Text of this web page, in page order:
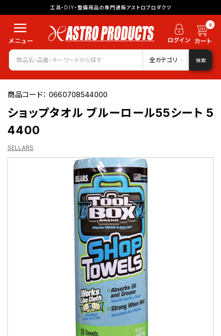
工具・DIY・整備用品の専門通販アストロプロダクツ
0
全カテゴリ 検索
商品コード：0660708544000
ショップタオル ブルーロール55シート 5
4400
SELLARS